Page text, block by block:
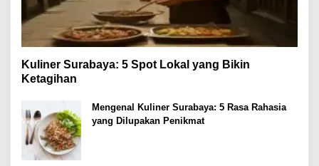
Kuliner Surabaya: 5 Spot Lokal yang Bikin
Ketagihan
Mengenal Kuliner Surabaya: 5 Rasa Rahasia
yang Dilupakan Penikmat